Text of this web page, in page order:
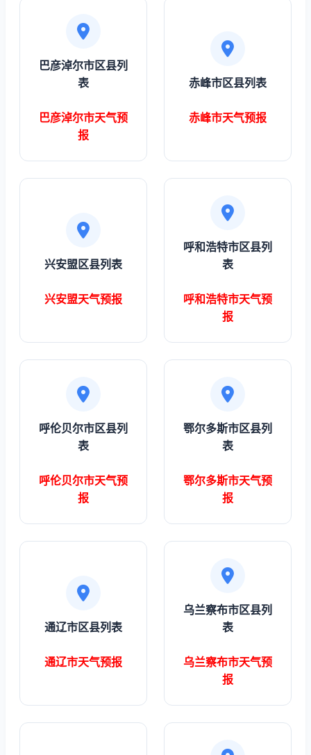
巴彦淖尔市区县列
表
巴彦淖尔市天气预
报
赤峰市区县列表
赤峰市天气预报
兴安盟区县列表
兴安盟天气预报
呼和浩特市区县列
表
呼和浩特市天气预
报
呼伦贝尔市区县列
表
呼伦贝尔市天气预
报
鄂尔多斯市区县列
表
鄂尔多斯市天气预
报
通辽市区县列表
通辽市天气预报
乌兰察布市区县列
表
乌兰察布市天气预
报